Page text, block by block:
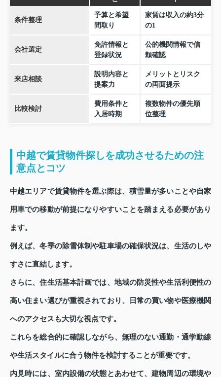
条件整理
予算と希望
間取り
家賃は収入の約3分
の1
会社選定
免許情報と
登録状況
公的機関情報で信
頼確認
来店相談
説明内容と
提案力
メリットとリスク
の両面提示
比較検討
費用条件と
入居時期
複数物件の優先順
位整理
中越で賃貸物件探しを成功させるための注
意点とコツ
中越エリアで賃貸物件を選ぶ際は、積雪量が多いことや自家
用車での移動が前提になりやすいことを踏まえる必要があり
ます。
例えば、冬季の除雪体制や駐車場の確保状況は、生活のしや
すさに直結します。
さらに、住生活基本計画では、地域の防災性や生活利便性の
高い住まい選びが重視されており、日常の買い物や医療機関
へのアクセスも大切な視点です。
これらを総合的に確認しながら、無理のない通勤・通学動線
や生活スタイルに合う物件を検討することが重要です。
内見時には、室内設備の状態とあわせて、建物周辺の環境や